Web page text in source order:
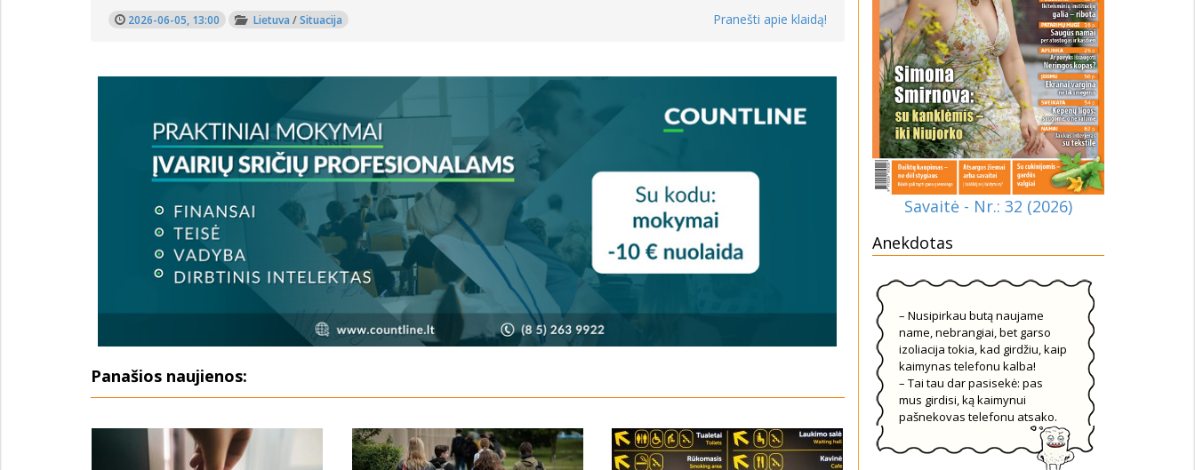
2026-06-05, 13:00 Lietuva /Situacija Pranešti apie klaidą!
Panašios naujienos:
Savaitė - Nr.: 32 (2026)
Anekdotas
– Nusipirkau butą naujame
name, nebrangiai, bet garso
izoliacija tokia, kad girdžiu, kaip
kaimynas telefonu kalba!
– Tai tau dar pasisekė: pas
mus girdisi, ką kaimynui
pašnekovas telefonu atsako.